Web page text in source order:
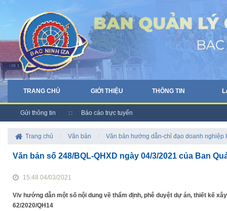
TRANG CHỦ GIỚI THIỆU THÔNG TIN
Gửi thông tin Báo cáo trực tuyến
Trang chủ Văn bản Văn bản hướng dẫn-chỉ đạo doanh nghiệp
Văn bản số 248/BQL-QHXD ngày 04/3/2021 của Ban
15:48 04/03/2021
V/v hướng dẫn một số nội dung về thẩm định, phê duyệt dự án, thiết kế
62/2020/QH14